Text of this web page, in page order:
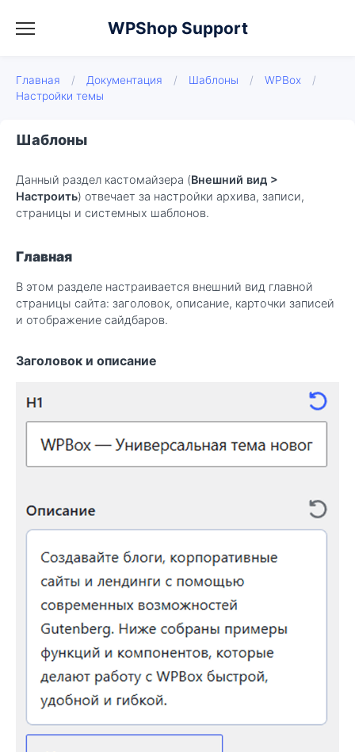
WPShop Support
Главная / Документация / Шаблоны / WPBox
/
Настройки темы
Шаблоны
Данный раздел кастомайзера (Внешний вид >
Настроить) отвечает за настройки архива, записи,
страницы и системных шаблонов.
Главная
В этом разделе настраивается внешний вид главной
страницы сайта: заголовок, описание, карточки записей
и отображение сайдбаров.
Заголовок и описание